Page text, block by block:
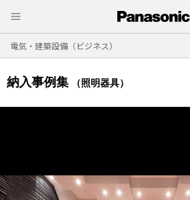
電気・建築設備（ビジネス）
納入事例集 （照明器具）